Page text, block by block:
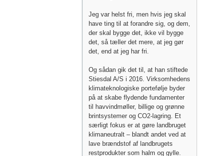
Jeg var helst fri, men hvis jeg skal
have ting til at forandre sig, og dem,
der skal bygge det, ikke vil bygge
det, så tæller det mere, at jeg gør
det, end at jeg har fri.
Og sådan gik det til, at han stiftede
Stiesdal A/S i 2016. Virksomhedens
klimateknologiske portefølje byder
på at skabe flydende fundamenter
til havvindmøller, billige og grønne
brintsystemer og CO2-lagring. Et
særligt fokus er at gøre landbruget
klimaneutralt – blandt andet ved at
lave brændstof af landbrugets
restprodukter som halm og gylle.